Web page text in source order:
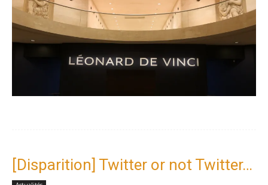
[Disparition] Twitter or not Twitter…